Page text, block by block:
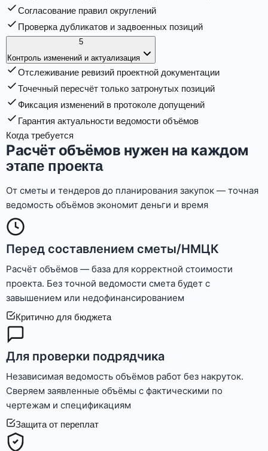
Согласование правил округлений
Проверка дубликатов и задвоенных позиций
5
Контроль изменений и актуализация
Отслеживание ревизий проектной документации
Точечный пересчёт только затронутых позиций
Фиксация изменений в протоколе допущений
Гарантия актуальности ведомости объёмов
Когда требуется
Расчёт объёмов нужен на каждом
этапе проекта
От сметы и тендеров до планирования закупок — точная
ведомость объёмов экономит деньги и время
Перед составлением сметы/НМЦК
Расчёт объёмов — база для корректной стоимости
проекта. Без точной ведомости смета будет с
завышением или недофинансированием
Критично для бюджета
Для проверки подрядчика
Независимая ведомость объёмов работ без накруток.
Сверяем заявленные объёмы с фактическими по
чертежам и спецификациям
Защита от переплат